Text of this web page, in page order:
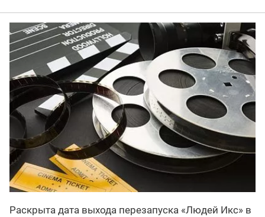
Раскрыта дата выхода перезапуска «Людей Икс» в